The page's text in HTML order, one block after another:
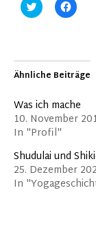
Klick,
um
(Wird
neuem
Klick,
um
(Wird
neuem
Ähnliche Beiträge
Was ich mache
10. November
In "Profil"
Shudulai und
25. Dezember
In